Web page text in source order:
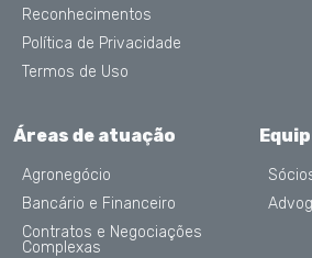
Reconhecimentos
Política de Privacidade
Termos de Uso
Áreas de atuação
Agronegócio
Bancário e Financeiro
Contratos e Negociações
Complexas